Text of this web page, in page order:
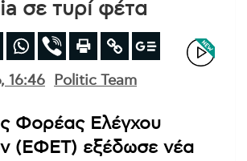
σε τυρί φέτα
16:46 Politic Team
Φορέας Ελέγχου
(ΕΦΕΤ) εξέδωσε νέα